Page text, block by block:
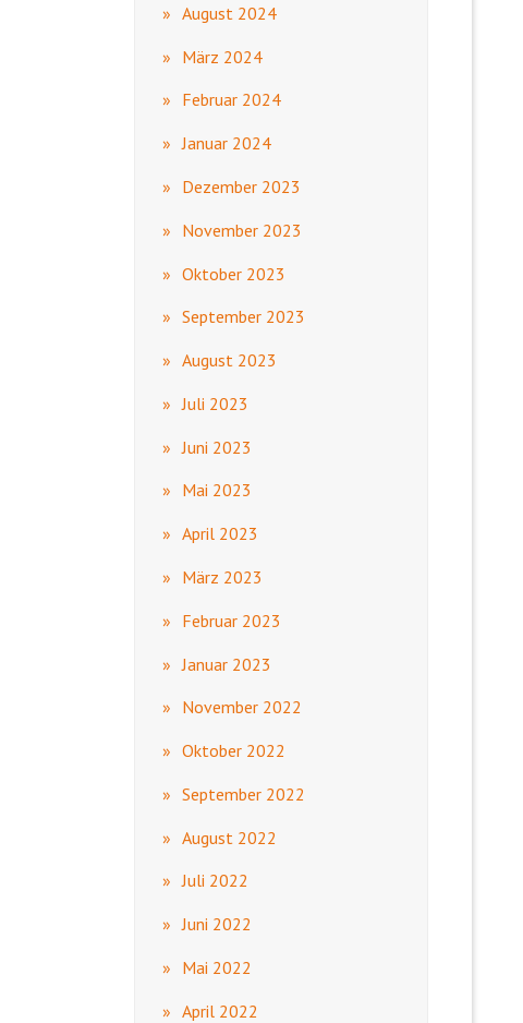
August 2024
März 2024
Februar 2024
Januar 2024
Dezember 2023
November 2023
Oktober 2023
September 2023
August 2023
Juli 2023
Juni 2023
Mai 2023
April 2023
März 2023
Februar 2023
Januar 2023
November 2022
Oktober 2022
September 2022
August 2022
Juli 2022
Juni 2022
Mai 2022
April 2022